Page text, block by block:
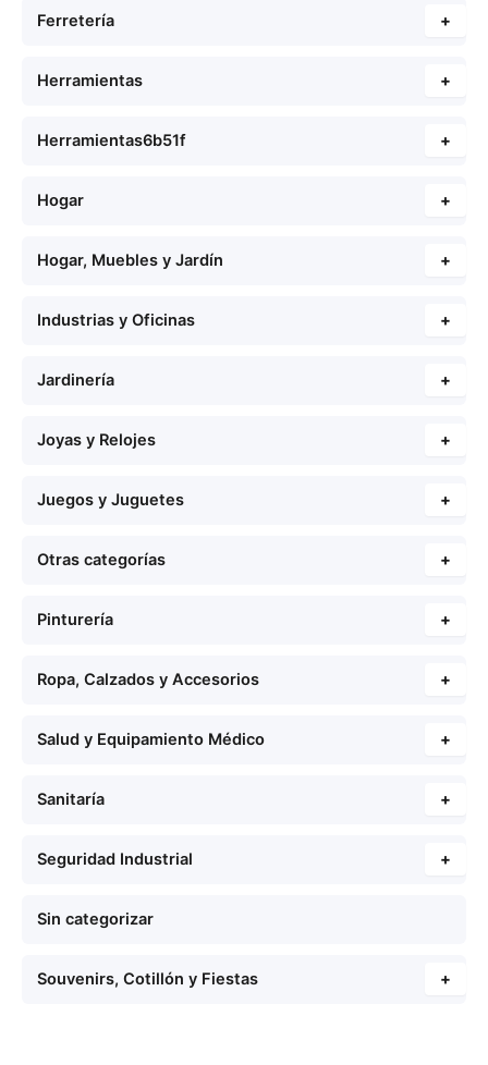
Ferretería +
Herramientas +
Herramientas6b51f +
Hogar +
Hogar, Muebles y Jardín +
Industrias y Oficinas +
Jardinería +
Joyas y Relojes +
Juegos y Juguetes +
Otras categorías +
Pinturería +
Ropa, Calzados y Accesorios +
Salud y Equipamiento Médico +
Sanitaría +
Seguridad Industrial +
Sin categorizar
Souvenirs, Cotillón y Fiestas +